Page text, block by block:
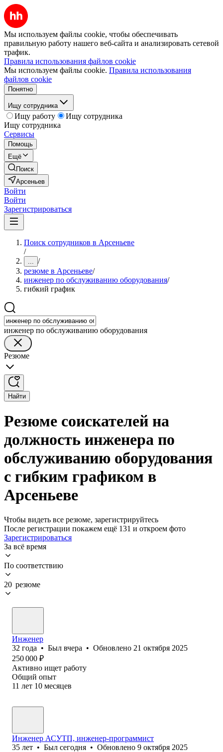
Мы используем файлы cookie, чтобы обеспечивать
правильную работу нашего веб-сайта и анализировать сетевой
трафик.
Правила использования файлов cookie
Мы используем файлы cookie. Правила использования
файлов cookie
Понятно
Ищу сотрудника
Ищу работу
Ищу сотрудника
Ищу сотрудника
Сервисы
Помощь
Ещё
Поиск
Арсеньев
Войти
Войти
Зарегистрироваться
Поиск сотрудников в Арсеньеве
/
... /
резюме в Арсеньеве/
инженер по обслуживанию оборудования/
гибкий график
инженер по обслуживанию оборудования
Резюме
Найти
Резюме соискателей на
должность инженера по
обслуживанию оборудования
с гибким графиком в
Арсеньеве
Чтобы видеть все резюме, зарегистрируйтесь
После регистрации покажем ещё 131 и откроем фото
Зарегистрироваться
За всё время
По соответствию
20 резюме
Инженер
32 года • Был вчера • Обновлено 21 октября 2025
250 000 ₽
Активно ищет работу
Общий опыт
11 лет 10 месяцев
Инженер АСУТП, инженер-программист
35 лет • Был сегодня • Обновлено 9 октября 2025